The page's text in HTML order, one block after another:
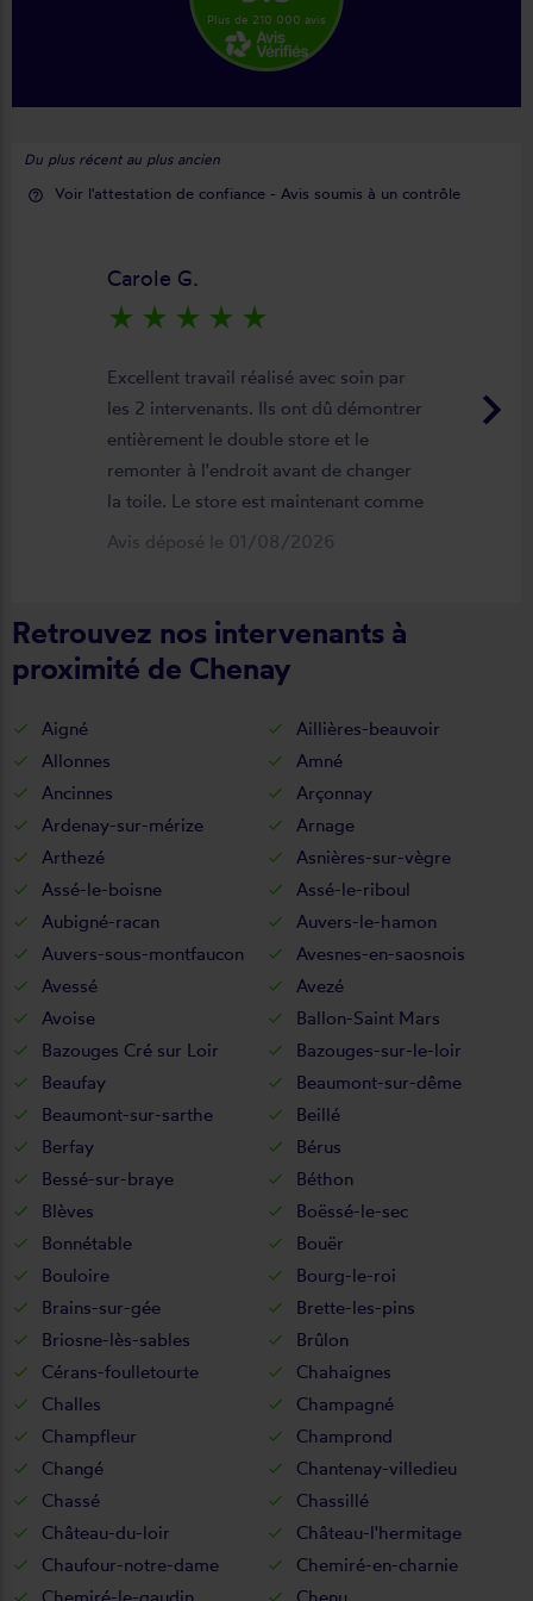
Plus de 210 000 avis
Du plus récent au plus ancien
help_outline Voir l'attestation de confiance - Avis soumis à un contrôle
keyboard_arrow_right
Carole G.
star_rate star_rate star_rate star_rate star_rate
Excellent travail réalisé avec soin par
les 2 intervenants. Ils ont dû démontrer
entièrement le double store et le
remonter à l'endroit avant de changer
la toile. Le store est maintenant comme
neuf, parfaitement positionné et
Avis déposé le 01/08/2026
Retrouvez nos intervenants à
proximité de Chenay
Aigné
Aillières-beauvoir
Allonnes
Amné
Ancinnes
Arçonnay
Ardenay-sur-mérize
Arnage
Arthezé
Asnières-sur-vègre
Assé-le-boisne
Assé-le-riboul
Aubigné-racan
Auvers-le-hamon
Auvers-sous-montfaucon
Avesnes-en-saosnois
Avessé
Avezé
Avoise
Ballon-Saint Mars
Bazouges Cré sur Loir
Bazouges-sur-le-loir
Beaufay
Beaumont-sur-dême
Beaumont-sur-sarthe
Beillé
Berfay
Bérus
Bessé-sur-braye
Béthon
Blèves
Boëssé-le-sec
Bonnétable
Bouër
Bouloire
Bourg-le-roi
Brains-sur-gée
Brette-les-pins
Briosne-lès-sables
Brûlon
Cérans-foulletourte
Chahaignes
Challes
Champagné
Champfleur
Champrond
Changé
Chantenay-villedieu
Chassé
Chassillé
Château-du-loir
Château-l'hermitage
Chaufour-notre-dame
Chemiré-en-charnie